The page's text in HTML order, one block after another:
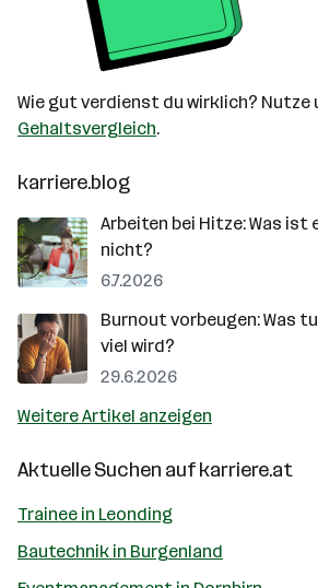
Wie gut verdienst du wirklich? Nutze
Gehaltsvergleich.
karriere.blog
Arbeiten bei Hitze: Was ist
nicht?
6.7.2026
Burnout vorbeugen: Was
viel wird?
29.6.2026
Weitere Artikel anzeigen
Aktuelle Suchen aufkarriere.at
Trainee in Leonding
Bautechnik in Burgenland